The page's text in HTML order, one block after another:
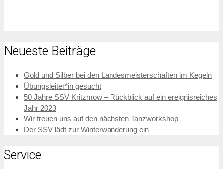
Neueste Beiträge
Gold und Silber bei den Landesmeisterschaften im Kegeln
Übungsleiter*in gesucht
50 Jahre SSV Kritzmow – Rückblick auf ein ereignisreiches
Jahr 2023
Wir freuen uns auf den nächsten Tanzworkshop
Der SSV lädt zur Winterwanderung ein
Service